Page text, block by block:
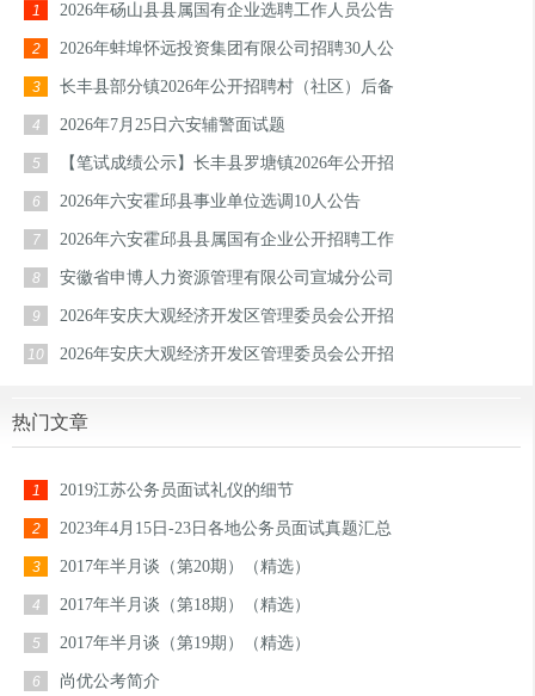
1 2026年砀山县县属国有企业选聘工作人员公告
2 2026年蚌埠怀远投资集团有限公司招聘30人公
3 长丰县部分镇2026年公开招聘村（社区）后备
4 2026年7月25日六安辅警面试题
5 【笔试成绩公示】长丰县罗塘镇2026年公开招
6 2026年六安霍邱县事业单位选调10人公告
7 2026年六安霍邱县县属国有企业公开招聘工作
8 安徽省申博人力资源管理有限公司宣城分公司
9 2026年安庆大观经济开发区管理委员会公开招
10 2026年安庆大观经济开发区管理委员会公开招
热门文章
1 2019江苏公务员面试礼仪的细节
2 2023年4月15日-23日各地公务员面试真题汇总
3 2017年半月谈（第20期）（精选）
4 2017年半月谈（第18期）（精选）
5 2017年半月谈（第19期）（精选）
6 尚优公考简介